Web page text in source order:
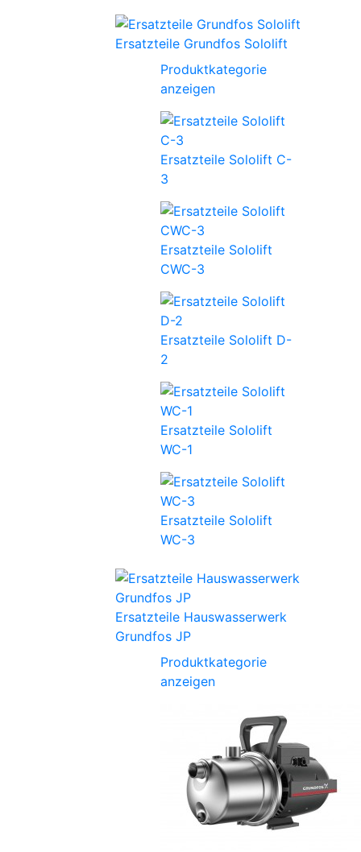
Ersatzteile Grundfos Sololift
Produktkategorie
anzeigen
Ersatzteile Sololift C-
3
Ersatzteile Sololift
CWC-3
Ersatzteile Sololift D-
2
Ersatzteile Sololift
WC-1
Ersatzteile Sololift
WC-3
Ersatzteile Hauswasserwerk
Grundfos JP
Produktkategorie
anzeigen